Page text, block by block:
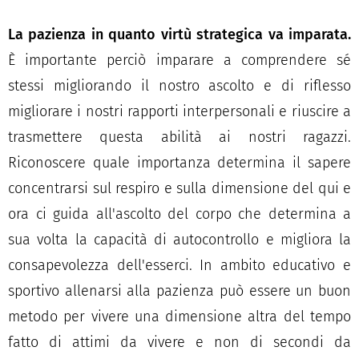
La pazienza in quanto virtù strategica va imparata.
È importante perciò imparare a comprendere sé
stessi migliorando il nostro ascolto e di riflesso
migliorare i nostri rapporti interpersonali e riuscire a
trasmettere questa abilità ai nostri ragazzi.
Riconoscere quale importanza determina il sapere
concentrarsi sul respiro e sulla dimensione del qui e
ora ci guida all'ascolto del corpo che determina a
sua volta la capacità di autocontrollo e migliora la
consapevolezza dell'esserci. In ambito educativo e
sportivo allenarsi alla pazienza può essere un buon
metodo per vivere una dimensione altra del tempo
fatto di attimi da vivere e non di secondi da